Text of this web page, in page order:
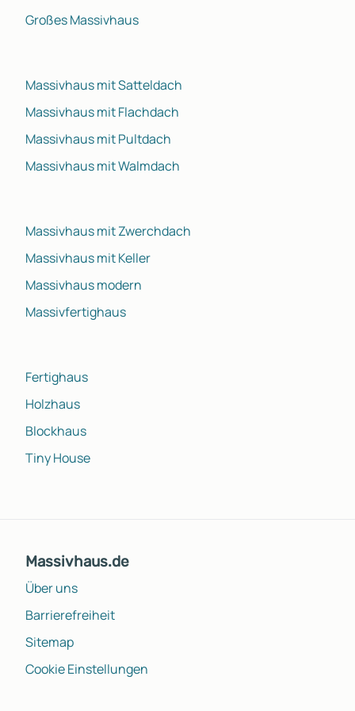
Großes Massivhaus
Massivhaus mit Satteldach
Massivhaus mit Flachdach
Massivhaus mit Pultdach
Massivhaus mit Walmdach
Massivhaus mit Zwerchdach
Massivhaus mit Keller
Massivhaus modern
Massivfertighaus
Fertighaus
Holzhaus
Blockhaus
Tiny House
Massivhaus.de
Über uns
Barrierefreiheit
Sitemap
Cookie Einstellungen